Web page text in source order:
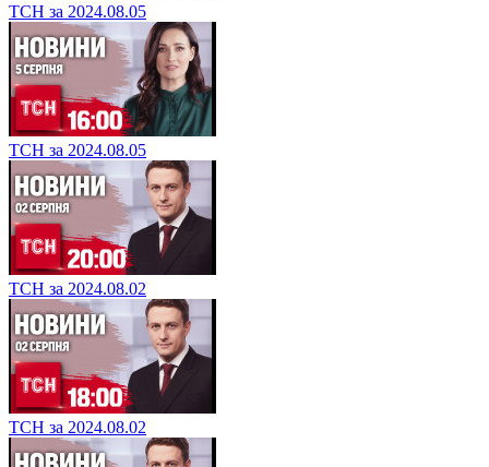
ТСН за 2024.08.05
ТСН за 2024.08.05
ТСН за 2024.08.02
ТСН за 2024.08.02